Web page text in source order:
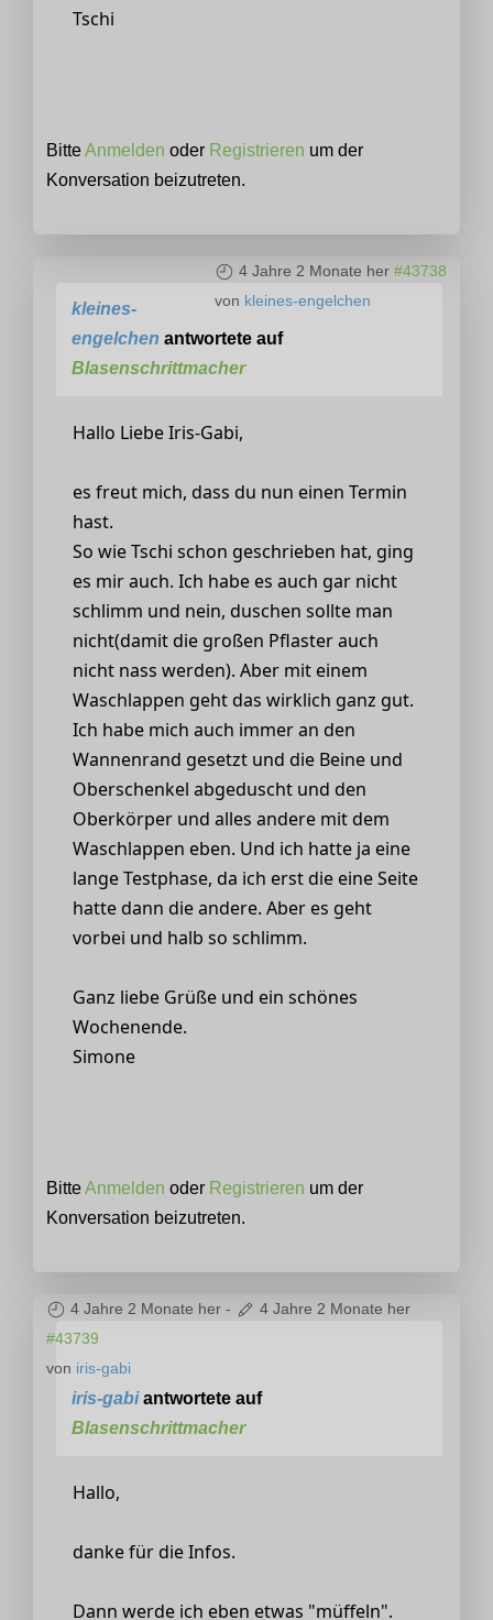
Tschi
BitteAnmelden oder Registrieren um der
Konversation beizutreten.
4 Jahre 2 Monate her #43738
von kleines-engelchen
kleines-
engelchen antwortete auf
Blasenschrittmacher
Hallo Liebe Iris-Gabi,
es freut mich, dass du nun einen Termin
hast.
So wie Tschi schon geschrieben hat, ging
es mir auch. Ich habe es auch gar nicht
schlimm und nein, duschen sollte man
nicht(damit die großen Pflaster auch
nicht nass werden). Aber mit einem
Waschlappen geht das wirklich ganz gut.
Ich habe mich auch immer an den
Wannenrand gesetzt und die Beine und
Oberschenkel abgeduscht und den
Oberkörper und alles andere mit dem
Waschlappen eben. Und ich hatte ja eine
lange Testphase, da ich erst die eine Seite
hatte dann die andere. Aber es geht
vorbei und halb so schlimm.
Ganz liebe Grüße und ein schönes
Wochenende.
Simone
BitteAnmelden oder Registrieren um der
Konversation beizutreten.
4 Jahre 2 Monate her -
4 Jahre 2 Monate her
#43739
von iris-gabi
iris-gabiantwortete auf
Blasenschrittmacher
Hallo,
danke für die Infos.
Dann werde ich eben etwas "müffeln".